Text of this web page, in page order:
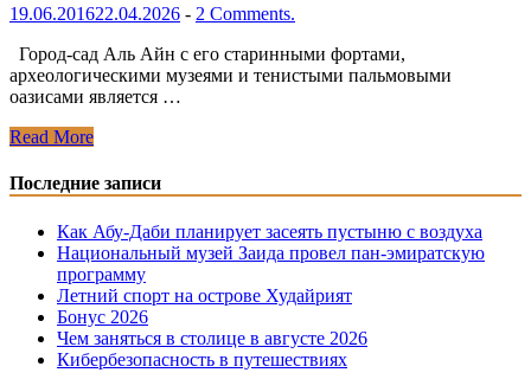
19.06.201622.04.2026 - 2 Comments.
Город-сад Аль Айн с его старинными фортами,
археологическими музеями и тенистыми пальмовыми
оазисами является …
Скромный
Дом
шейха
Заида.
Read More
Последние записи
Как Абу-Даби планирует засеять пустыню с воздуха
Национальный музей Заида провел пан-эмиратскую
программу
Летний спорт на острове Худайрият
Бонус 2026
Чем заняться в столице в августе 2026
Кибербезопасность в путешествиях